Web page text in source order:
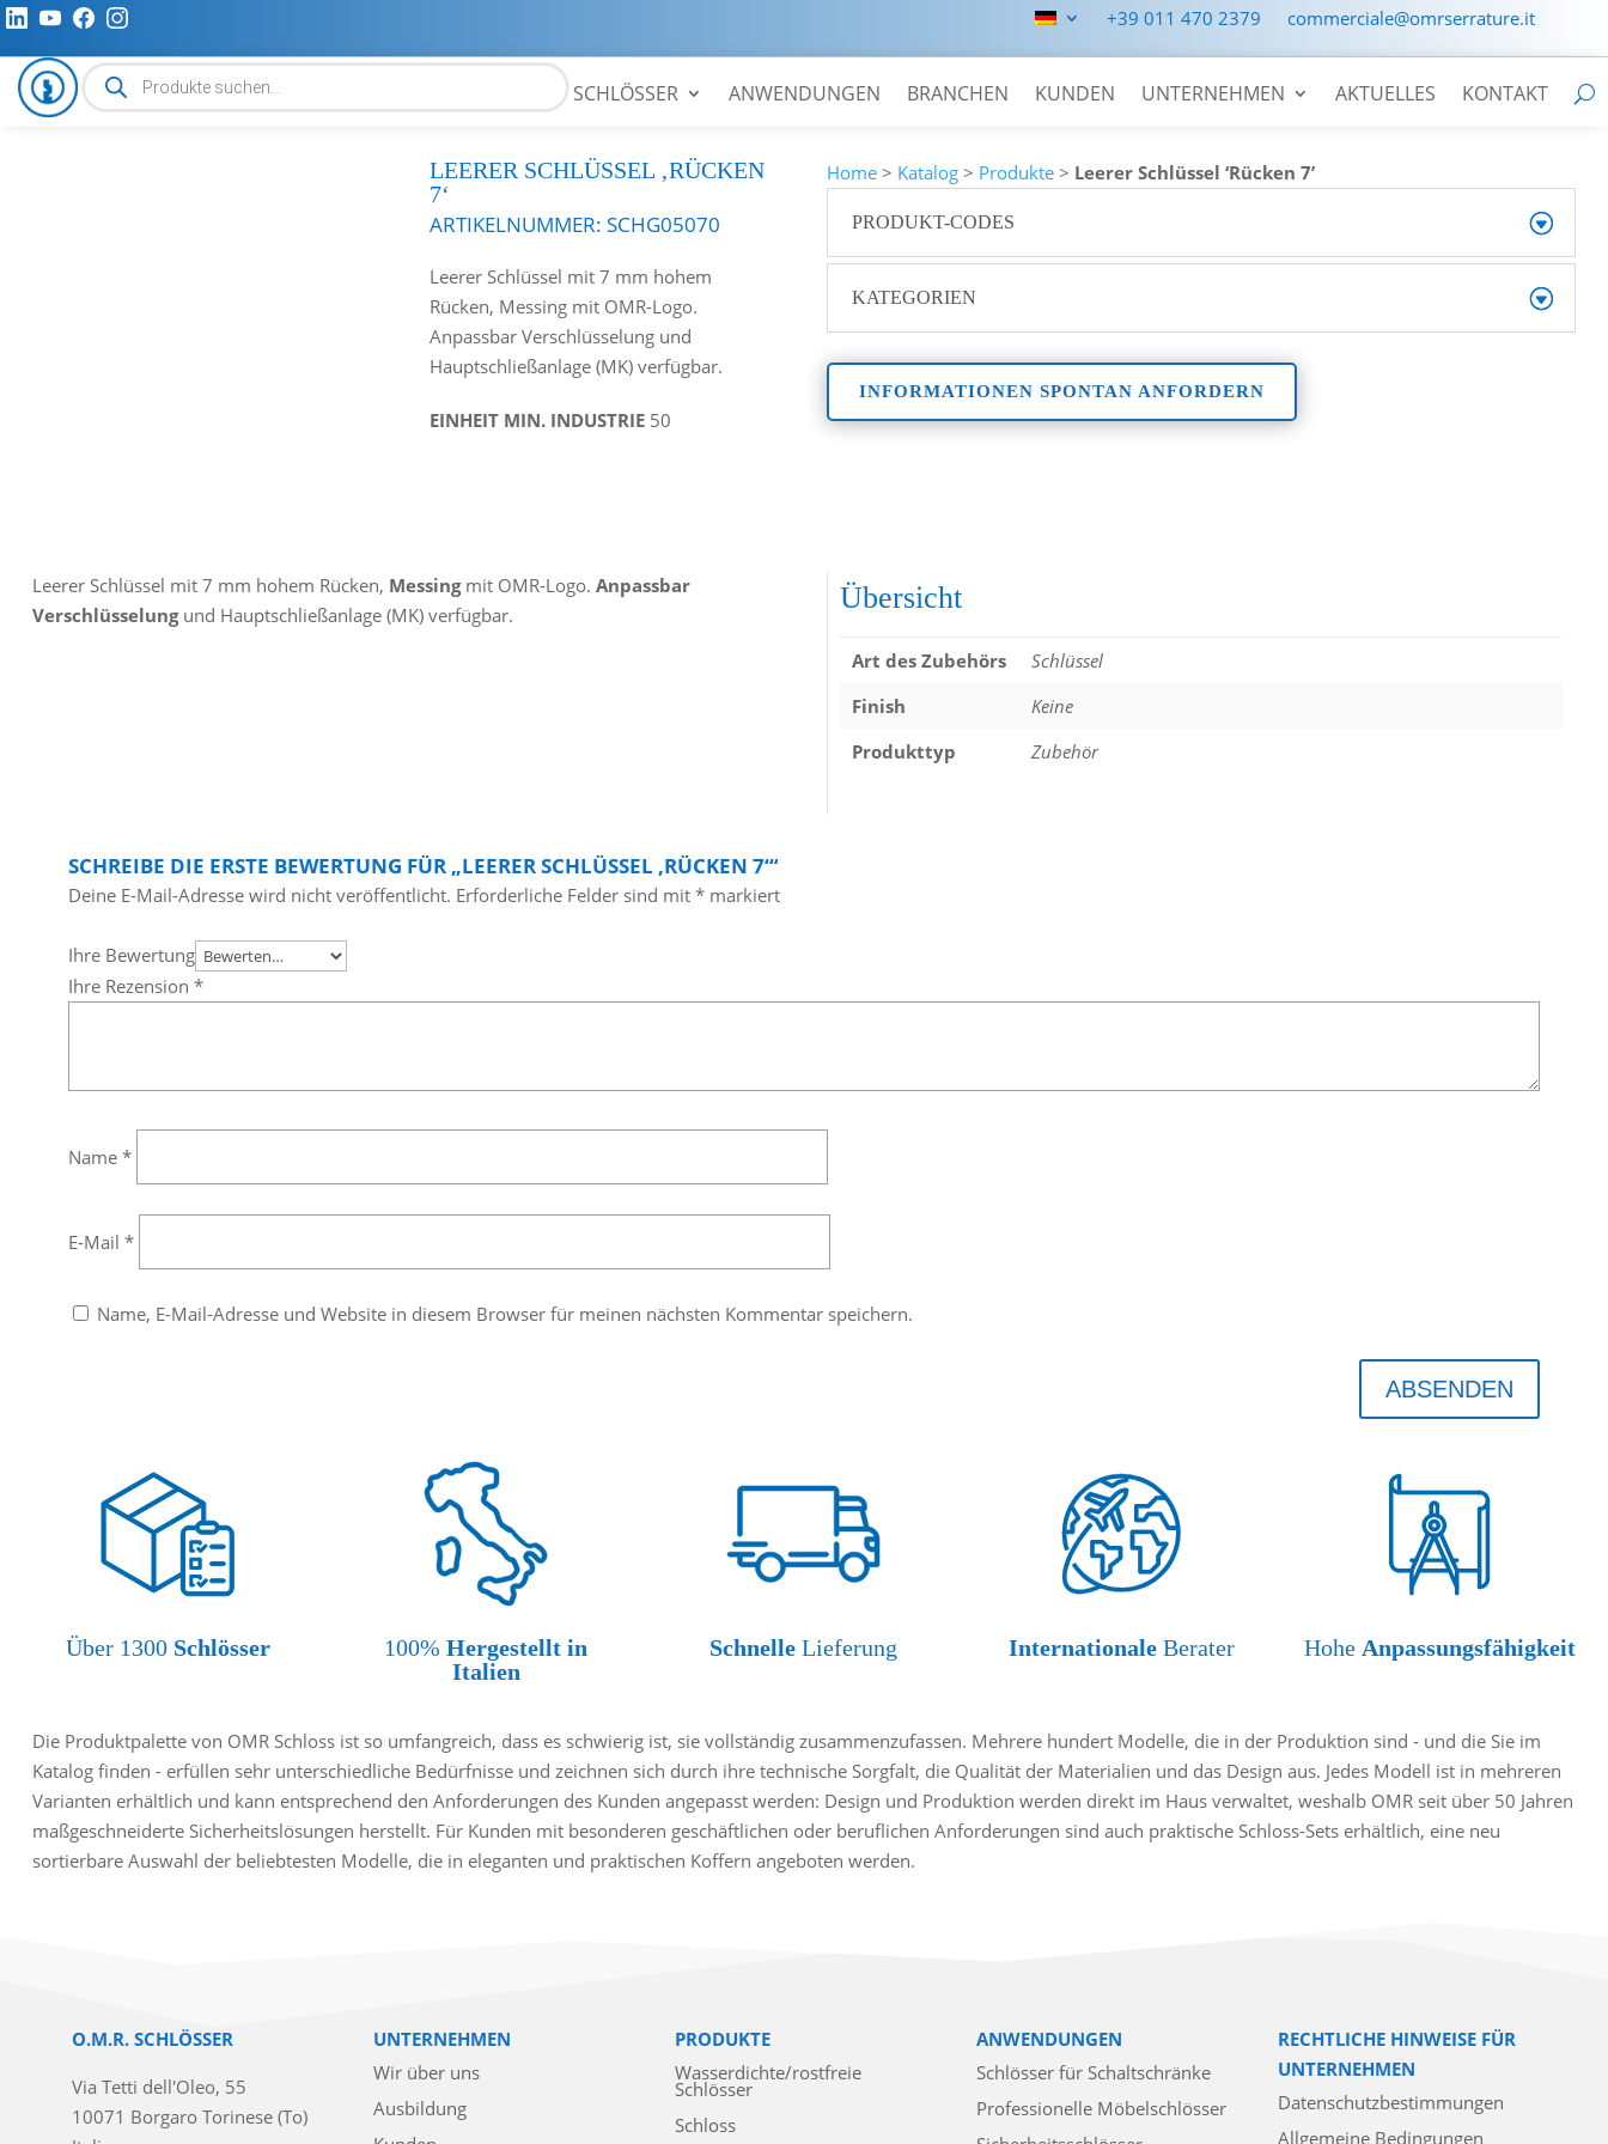
+39 011 470 2379 commerciale@omrserrature.it
Produktsuche
SCHLÖSSER ANWENDUNGEN BRANCHEN KUNDEN UNTERNEHMEN AKTUELLES KONTAKT
LEERER SCHLÜSSEL ‚RÜCKEN
7‘
ARTIKELNUMMER:SCHG05070
Leerer Schlüssel mit 7 mm hohem
Rücken, Messing mit OMR-Logo.
Anpassbar Verschlüsselung und
Hauptschließanlage (MK) verfügbar.
EINHEIT MIN. INDUSTRIE 50
Home > Katalog > Produkte > Leerer Schlüssel ‘Rücken 7’
PRODUKT-CODES
KATEGORIEN
INFORMATIONEN SPONTAN ANFORDERN
Leerer Schlüssel mit 7 mm hohem Rücken, Messingmit OMR-Logo. Anpassbar
Verschlüsselungund Hauptschließanlage (MK) verfügbar. Übersicht
Art des Zubehörs
Schlüssel
Finish
Keine
Produkttyp
Zubehör
SCHREIBE DIE ERSTE BEWERTUNG FÜR „LEERER SCHLÜSSEL ‚RÜCKEN 7‘“
Deine E-Mail-Adresse wird nicht veröffentlicht. Erforderliche Felder sind mit *markiert
Ihre Bewertung
Ihre Rezension *
Name *
E-Mail *
Name, E-Mail-Adresse und Website in diesem Browser für meinen nächsten Kommentar speichern.
ABSENDEN
Über 1300 Schlösser 100%Hergestellt in
Italien
Schnelle Lieferung Internationale Berater Hohe Anpassungsfähigkeit
Die Produktpalette von OMR Schloss ist so umfangreich, dass es schwierig ist, sie vollständig zusammenzufassen. Mehrere hundert Modelle, die in der Produktion sind - und die Sie im
Katalog finden - erfüllen sehr unterschiedliche Bedürfnisse und zeichnen sich durch ihre technische Sorgfalt, die Qualität der Materialien und das Design aus. Jedes Modell ist in mehreren
Varianten erhältlich und kann entsprechend den Anforderungen des Kunden angepasst werden: Design und Produktion werden direkt im Haus verwaltet, weshalb OMR seit über 50 Jahren
maßgeschneiderte Sicherheitslösungen herstellt. Für Kunden mit besonderen geschäftlichen oder beruflichen Anforderungen sind auch praktische Schloss-Sets erhältlich, eine neu
sortierbare Auswahl der beliebtesten Modelle, die in eleganten und praktischen Koffern angeboten werden.
O.M.R. SCHLÖSSER
Via Tetti dell'Oleo, 55
10071 Borgaro Torinese (To)
UNTERNEHMEN
Wir über uns
Ausbildung
PRODUKTE
Wasserdichte/rostfreie
Schlösser
Schloss
ANWENDUNGEN
Schlösser für Schaltschränke
Professionelle Möbelschlösser
RECHTLICHE HINWEISE FÜR
UNTERNEHMEN
Datenschutzbestimmungen
Allgemeine Bedingungen